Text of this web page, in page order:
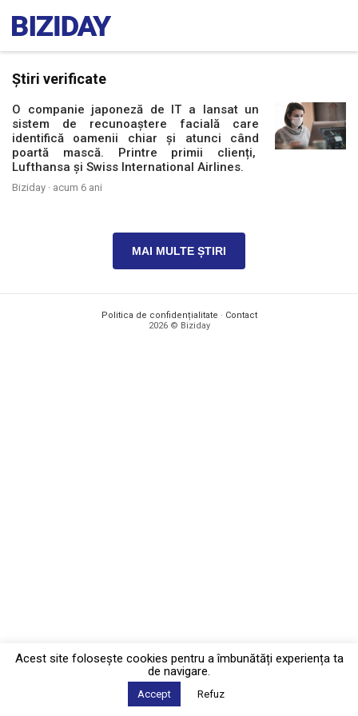
Știri verificate
O companie japoneză de IT a lansat un
sistem de recunoaștere facială care
identifică oamenii chiar și atunci când
poartă mască. Printre primii clienți,
Lufthansa și Swiss International Airlines.
Biziday · acum 6 ani
MAI MULTE ȘTIRI
Politica de confidențialitate · Contact
2026 © Biziday
Acest site foloseşte cookies pentru a îmbunătăți experiența ta
de navigare.
Accept Refuz